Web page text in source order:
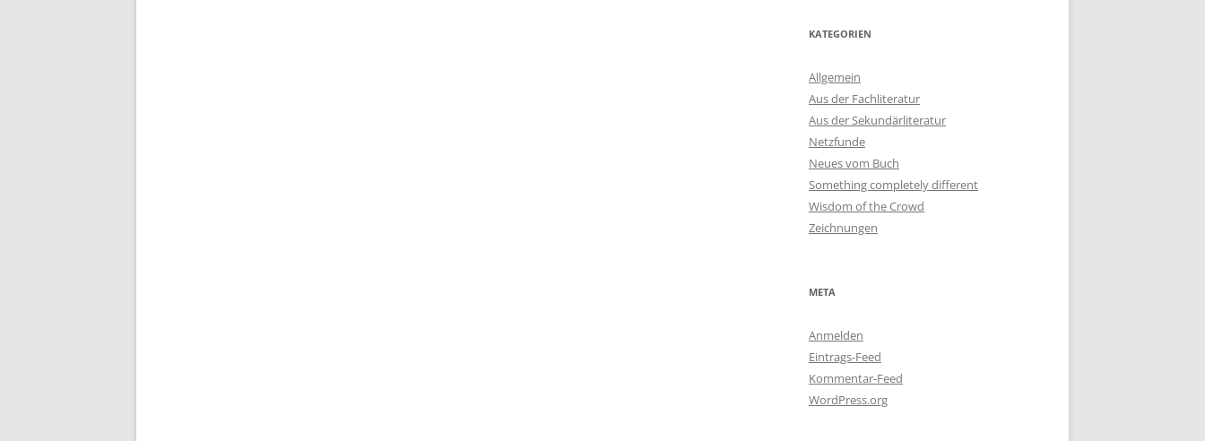
KATEGORIEN
Allgemein
Aus der Fachliteratur
Aus der Sekundärliteratur
Netzfunde
Neues vom Buch
Something completely different
Wisdom of the Crowd
Zeichnungen
META
Anmelden
Eintrags-Feed
Kommentar-Feed
WordPress.org